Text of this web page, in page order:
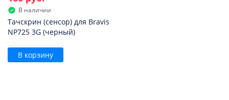
В наличии
Тачскрин (сенсор) для Bravis
NP725 3G (черный)
В корзину